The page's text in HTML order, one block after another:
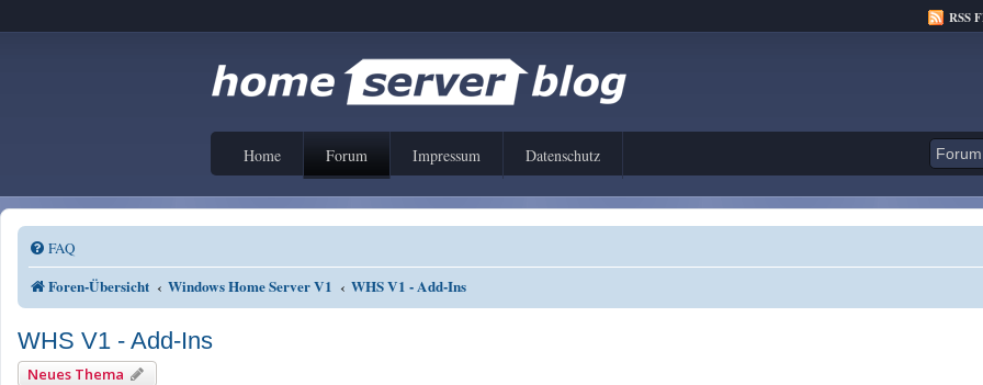
RSS
Home Forum Impressum Datenschutz
FAQ
Foren-Übersicht Windows Home Server V1 WHS V1 - Add-Ins
WHS V1 - Add-Ins
Neues Thema